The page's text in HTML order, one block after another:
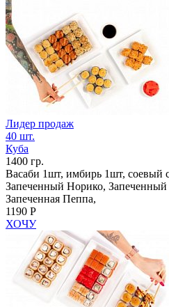
Лидер продаж
40 шт.
Куба
1400 гр.
Васаби 1шт, имбирь 1шт, соевый
Запеченный Норико,
Запеченная Пеппа,
1190 Р
ХОЧУ